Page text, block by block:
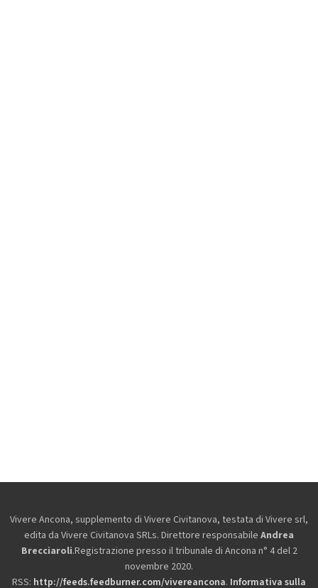
Vivere Ancona, supplemento di Vivere Civitanova, testata di Vivere srl,
edita da Vivere Civitanova SRLs. Direttore responsabile Andrea
Brecciaroli.Registrazione presso il tribunale di Ancona n° 4 del 2
novembre 2020.
RSS: http://feeds.feedburner.com/vivereancona. Informativa sulla